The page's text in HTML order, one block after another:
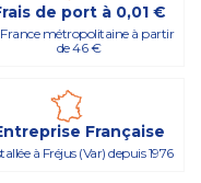
de port à 0,01 €
métropolitaine à partir
de 46 €
Française
à Fréjus (Var) depuis 1976